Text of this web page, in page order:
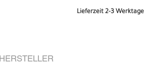
Lieferzeit 2-3 Werktage
HERSTELLER